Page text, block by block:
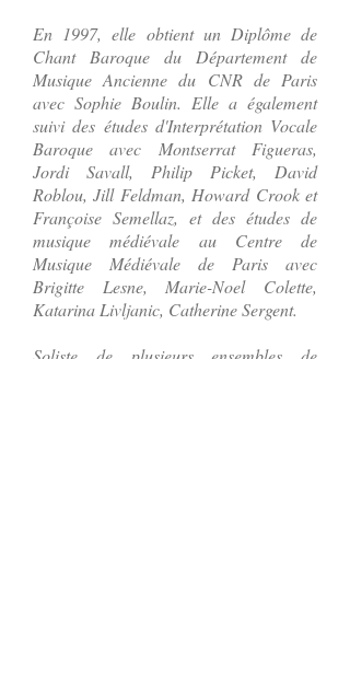
En 1997, elle obtient un Diplôme de
Chant Baroque du Département de
Musique Ancienne du CNR de Paris
avec Sophie Boulin. Elle a également
suivi des études d'Interprétation Vocale
Baroque avec Montserrat Figueras,
Jordi Savall, Philip Picket, David
Roblou, Jill Feldman, Howard Crook et
Françoise Semellaz, et des études de
musique médiévale au Centre de
Musique Médiévale de Paris avec
Brigitte Lesne, Marie-Noel Colette,
Katarina Livljanic, Catherine Sergent.
Soliste de plusieurs ensembles de